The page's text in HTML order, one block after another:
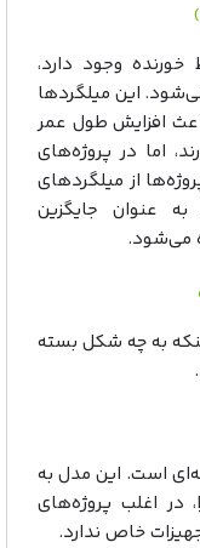
وجود دارد،
این میلگردها
افزایش طول عمر
اما در پروژه‌های
از میلگردهای
عنوان جایگزین
به چه شکل بسته
است. این مدل به
اغلب پروژه‌های
خاص ندارد.